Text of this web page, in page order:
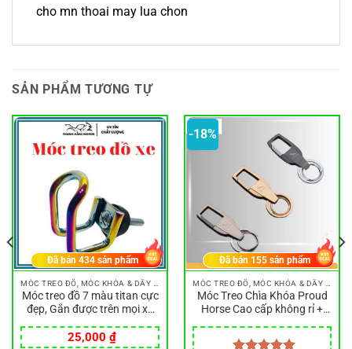
cho mn thoai may lua chon
SẢN PHẨM TƯƠNG TỰ
Móc treo đồ 7 màu titan cực
đẹp, Gắn được trên mọi xe
25,000 ₫
Đã bán434 sản phẩm
-18%
Móc Treo Chìa Khóa Proud
Horse Cao cấp không rỉ +
Máy HonDa
Đã bán 155 sản phẩm